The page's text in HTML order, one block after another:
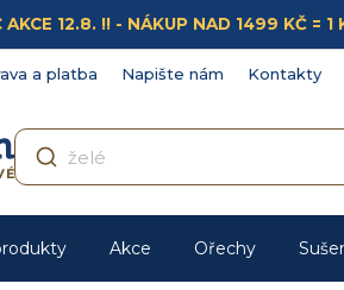
AKCE 12.8. !! - NÁKUP NAD 1499 KČ =
a platba Napište nám Kontakty
Akce Ořechy